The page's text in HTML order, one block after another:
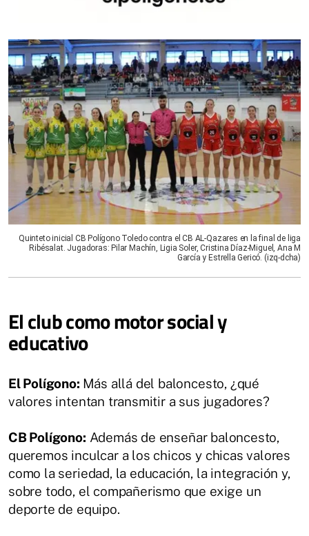
Quinteto inicial CB Polígono Toledo contra el CB AL-Qazares en la final de liga
Ribésalat. Jugadoras: Pilar Machín, Ligia Soler, Cristina Díaz-Miguel, Ana M
García y Estrella Gericó. (izq-dcha)
El club como motor social y
educativo
El Polígono: Más allá del baloncesto, ¿qué
valores intentan transmitir a sus jugadores?
CB Polígono: Además de enseñar baloncesto,
queremos inculcar a los chicos y chicas valores
como la seriedad, la educación, la integración y,
sobre todo, el compañerismo que exige un
deporte de equipo.